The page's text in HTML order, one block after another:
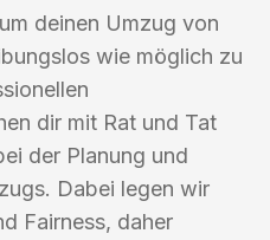
deinen Umzug von
wie möglich zu
dir mit Rat und Tat
der Planung und
Dabei legen wir
Fairness, daher